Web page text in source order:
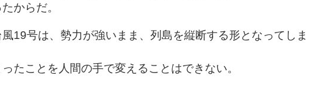
からだ。
19号は、勢力が強いまま、列島を縦断する形となってしま
たことを人間の手で変えることはできない。